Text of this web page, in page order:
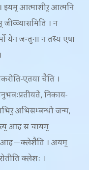
। इयम् आत्माशीर् आत्मनि
। न
येन जन्तुना न तस्य एषा
एतया चैति ।
, निकाय-
अभिसम्बन्धो जन्म,
आह-स चायम्
आह—क्लेशैति । अयम्
क्लेशः ।